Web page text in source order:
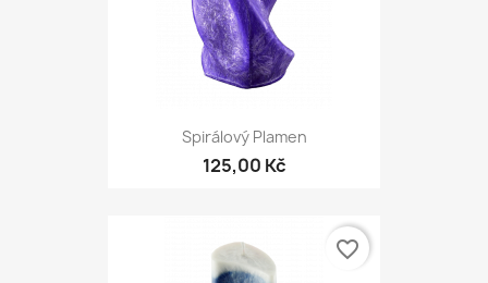
Spirálový Plamen
125,00 Kč
favorite_border